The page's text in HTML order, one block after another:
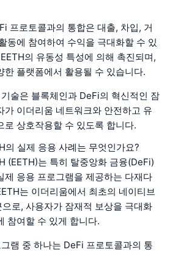
프로토콜과의 통합은 대출, 차입, 거
동에 참여하여 수익을 극대화할 수 있
의 유동성 특성에 의해 촉진되며,
한 플랫폼에서 활용될 수 있습니다.
술은 블록체인과 DeFi의 혁신적인 잠
가 이더리움 네트워크와 안전하고 유
로 상호작용할 수 있도록 합니다.
실제 응용 사례는 무엇인가요?
(EETH)는 특히 탈중앙화 금융(DeFi)
제 응용 프로그램을 제공하는 다재다
는 이더리움에서 최초의 네이티브
로, 사용자가 잠재적 보상을 극대화
참여할 수 있게 합니다.
램 중 하나는 DeFi 프로토콜과의 통